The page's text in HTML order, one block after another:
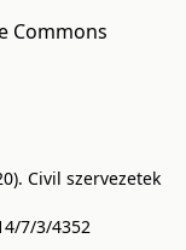
Commons
Civil szervezetek
7/3/4352